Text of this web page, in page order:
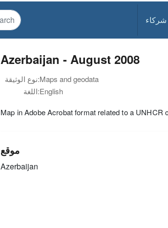
شركاء
Azerbaijan - August 2008
نوع الوثيقة:Maps and geodata
اللغة:English
Map in Adobe Acrobat format related to a UNHCR
موقع
Azerbaijan